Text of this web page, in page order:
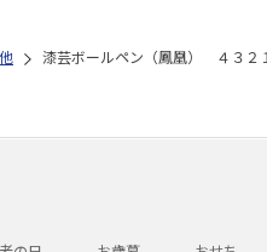
漆芸ボールペン（鳳凰） ４３２１